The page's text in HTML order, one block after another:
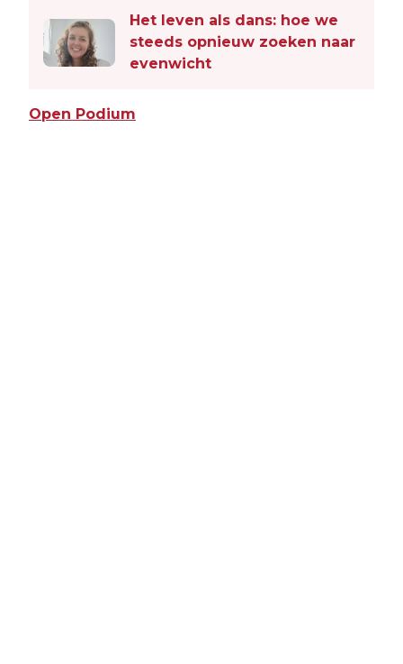
Het leven als dans: hoe we
steeds opnieuw zoeken naar
evenwicht
Open Podium